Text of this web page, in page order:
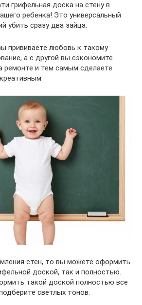
грифельная доска на стену в
ребенка! Это универсальный
убить сразу два зайца.
прививаете любовь к такому
а с другой вы сэкономите
ремонте и тем самым сделаете
стен, то вы можете оформить
доской, так и полностью.
такой доской полностью все
светлых тонов.